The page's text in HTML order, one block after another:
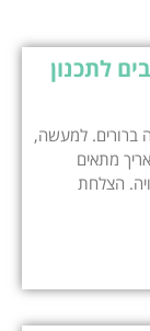
המלאה: 10 שלבים לתכנון
ברורים. למעשה,
מתאים
הצלחת